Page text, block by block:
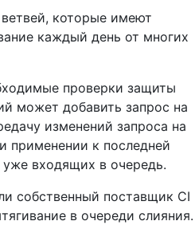
которые имеют
каждый день от многих
проверки защиты
может добавить запрос на
изменений запроса на
применении к последней
уже входящих в очередь.
собственный поставщик CI
в очереди слияния.